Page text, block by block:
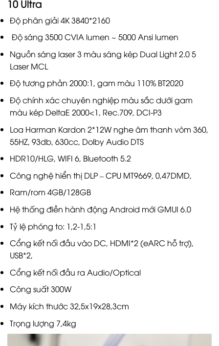
10 Ultra
Độ phân giải 4K 3840*2160
Độ sáng 3500 CVIA lumen ~ 5000 Ansi lumen
Nguồn sáng laser 3 màu sáng kép Dual Light 2.0 5
Laser MCL
Độ tương phản 2000:1, gam màu 110% BT2020
Độ chính xác chuyên nghiệp màu sắc dưới gam
màu kép DeltaE 2000<1, Rec.709, DCI-P3
Loa Harman Kardon 2*12W nghe âm thanh vòm 360,
55HZ, 93db, 630cc, Dolby Audio DTS
HDR10/HLG, WIFI 6, Bluetooth 5.2
Công nghệ hiển thị DLP – CPU MT9669, 0,47DMD,
Ram/rom 4GB/128GB
Hệ thống điền hành động Android mới GMUI 6.0
Tỷ lệ phóng to: 1,2-1,5:1
Cổng kết nối đầu vào DC, HDMI*2 (eARC hỗ trợ),
USB*2,
Cổng kết nối đầu ra Audio/Optical
Công suất 300W
Máy kích thước 32,5x19x28,3cm
Trọng lượng 7,4kg